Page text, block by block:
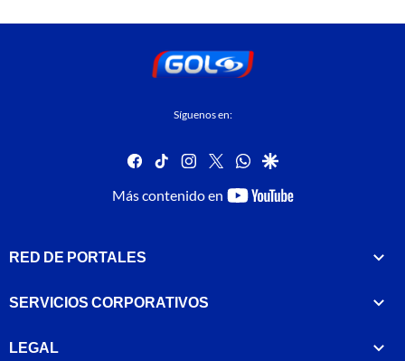
Síguenos en:
facebook
tiktok instagram
twitterwhatsapp
google
Más contenido en
youtube-
RED DE PORTALES
SERVICIOS CORPORATIVOS
LEGAL